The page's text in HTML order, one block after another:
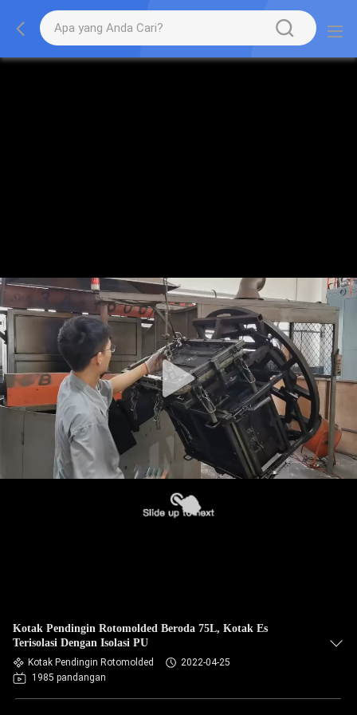
Kotak Pendingin Rotomolded Beroda 75L, Kotak Es
Terisolasi Dengan Isolasi PU
Kotak Pendingin Rotomolded
2022-04-25
1985 pandangan